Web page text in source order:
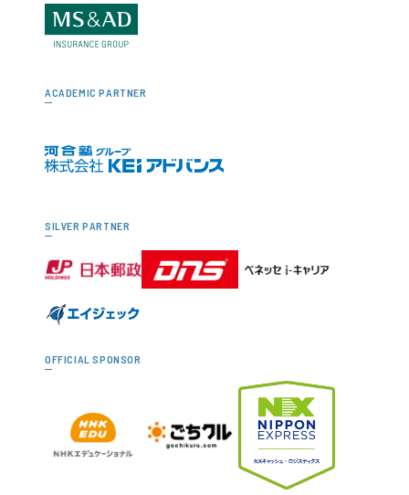
ACADEMIC PARTNER
SILVER PARTNER
OFFICIAL SPONSOR